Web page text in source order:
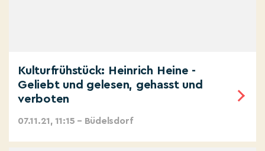
Kulturfrühstück: Heinrich Heine -
Geliebt und gelesen, gehasst und
verboten
07.11.21, 11:15 – Büdelsdorf